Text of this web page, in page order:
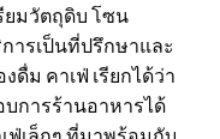
ยมวัตถุดิบ โซน
ารเป็นที่ปรึกษาและ
ดื่ม คาเฟ่ เรียกได้ว่า
บการร้านอาหารได้
ฟ่เล็กๆ ที่มาพร้อมกับ